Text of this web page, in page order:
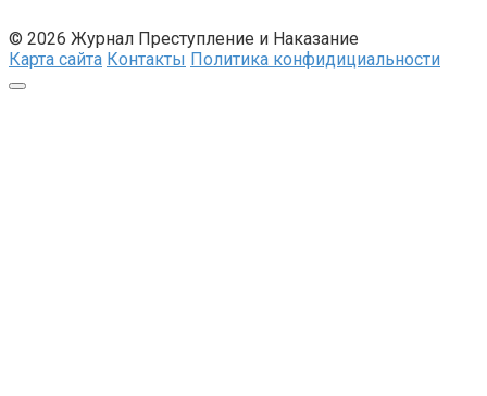
© 2026 Журнал Преступление и Наказание
Карта сайта Контакты Политика конфидициальности